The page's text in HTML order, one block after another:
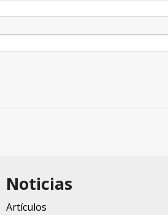
Noticias
Artículos